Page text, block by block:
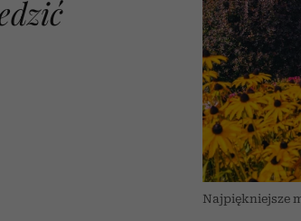
Najpiękniejsze